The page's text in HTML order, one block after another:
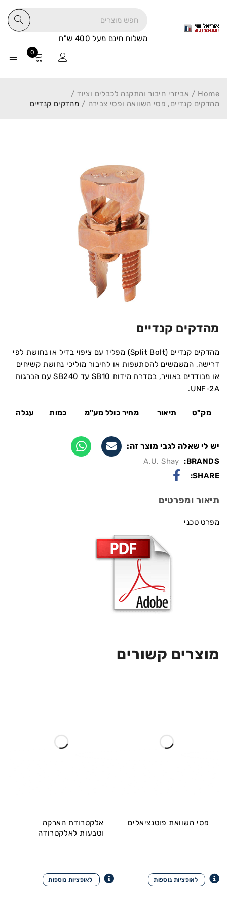
משלוח חינם מעל 400 ש"ח
0
Home
/ אביזרי חיבור והתקנה לכבלים וציוד /
מהדקים קנדיים, פסי השוואה ופסי צבירה / מהדקים קנדיים
מהדקים קנדיים
מהדקים קנדיים (Split Bolt) מפליז עם ציפוי בדיל או נחושת לפי
דרישה, המשמשים להסתעפות או לחיבור מוליכי נחושת קשיחים
או מבודדים באוויר, בסדרת מידות SB10 עד SB240 עם הברגות
UNF-2A.
מק"ט תיאור מחיר כולל מע"מ כמות עגלה
יש לי שאלה לגבי מוצר זה:
BRANDS:
A.U. Shay
SHARE:
תיאור ומפרטים
מפרט טכני
מוצרים קשורים
פסי השוואת פוטנציאלים
אלקטרודת הארקה
וטבעות לאלקטרודה